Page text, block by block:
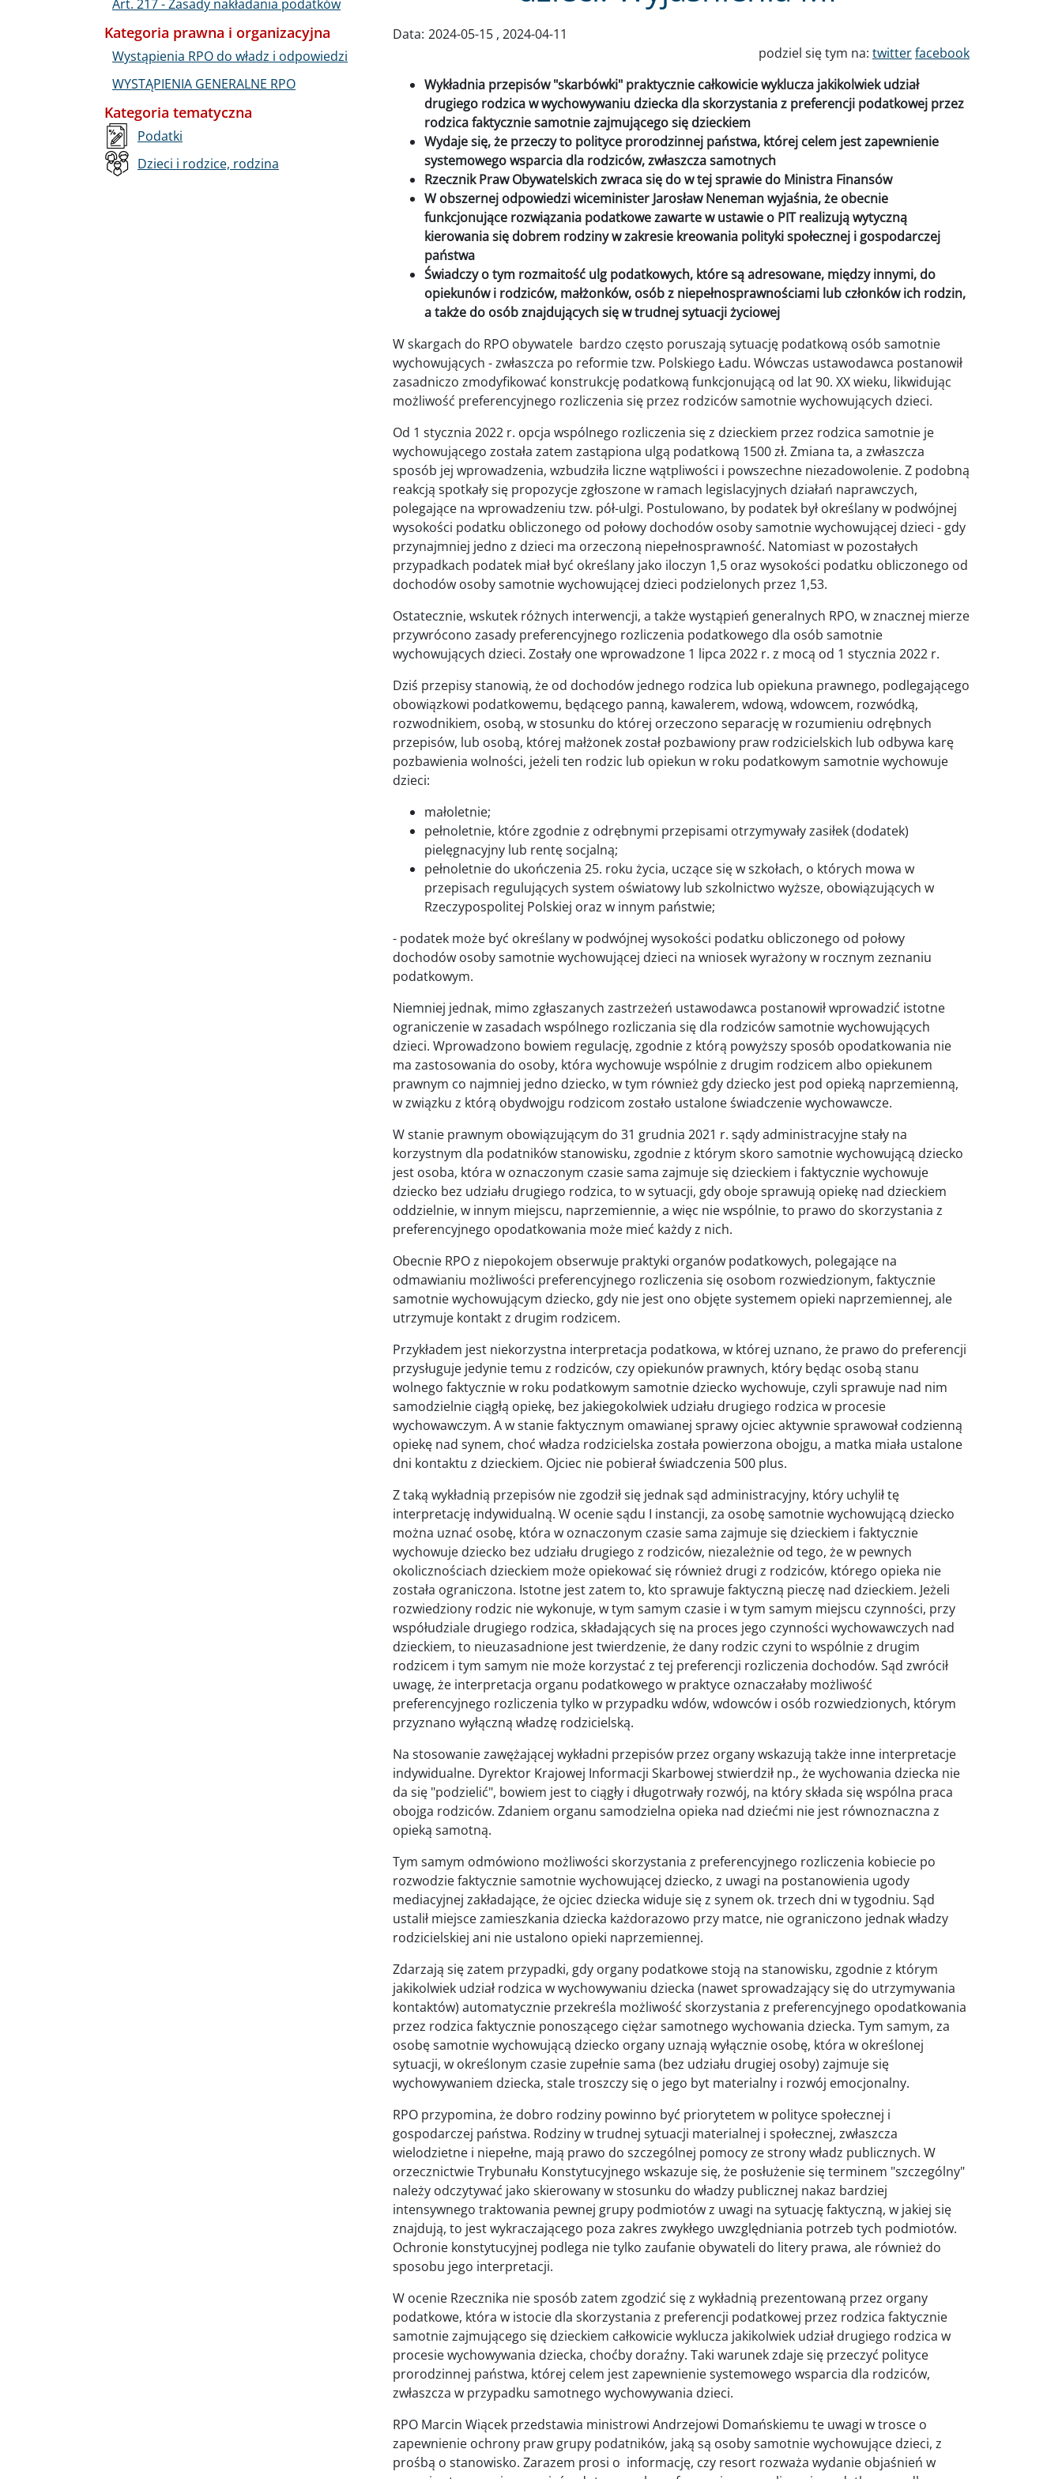
Data: 2024-05-15 2024-04-11
podziel się tym na: twitterfacebook
Wykładnia przepisów "skarbówki" praktycznie całkowicie wyklucza jakikolwiek udział
drugiego rodzica w wychowywaniu dziecka dla skorzystania z preferencji podatkowej przez
rodzica faktycznie samotnie zajmującego się dzieckiem
Wydaje się, że przeczy to polityce prorodzinnej państwa, której celem jest zapewnienie
systemowego wsparcia dla rodziców, zwłaszcza samotnych
Rzecznik Praw Obywatelskich zwraca się do w tej sprawie do Ministra Finansów
W obszernej odpowiedzi wiceminister Jarosław Neneman wyjaśnia, że obecnie
funkcjonujące rozwiązania podatkowe zawarte w ustawie o PIT realizują wytyczną
kierowania się dobrem rodziny w zakresie kreowania polityki społecznej i gospodarczej
państwa
Świadczy o tym rozmaitość ulg podatkowych, które są adresowane, między innymi, do
opiekunów i rodziców, małżonków, osób z niepełnosprawnościami lub członków ich rodzin,
a także do osób znajdujących się w trudnej sytuacji życiowej
W skargach do RPO obywatele bardzo często poruszają sytuację podatkową osób samotnie
wychowujących - zwłaszcza po reformie tzw. Polskiego Ładu. Wówczas ustawodawca postanowił
zasadniczo zmodyfikować konstrukcję podatkową funkcjonującą od lat 90. XX wieku, likwidując
możliwość preferencyjnego rozliczenia się przez rodziców samotnie wychowujących dzieci.
Od 1 stycznia 2022 r. opcja wspólnego rozliczenia się z dzieckiem przez rodzica samotnie je
wychowującego została zatem zastąpiona ulgą podatkową 1500 zł. Zmiana ta, a zwłaszcza
sposób jej wprowadzenia, wzbudziła liczne wątpliwości i powszechne niezadowolenie. Z podobną
reakcją spotkały się propozycje zgłoszone w ramach legislacyjnych działań naprawczych,
polegające na wprowadzeniu tzw. pół-ulgi. Postulowano, by podatek był określany w podwójnej
wysokości podatku obliczonego od połowy dochodów osoby samotnie wychowującej dzieci - gdy
przynajmniej jedno z dzieci ma orzeczoną niepełnosprawność. Natomiast w pozostałych
przypadkach podatek miał być określany jako iloczyn 1,5 oraz wysokości podatku obliczonego od
dochodów osoby samotnie wychowującej dzieci podzielonych przez 1,53.
Ostatecznie, wskutek różnych interwencji, a także wystąpień generalnych RPO, w znacznej mierze
przywrócono zasady preferencyjnego rozliczenia podatkowego dla osób samotnie
wychowujących dzieci. Zostały one wprowadzone 1 lipca 2022 r. z mocą od 1 stycznia 2022 r.
Dziś przepisy stanowią, że od dochodów jednego rodzica lub opiekuna prawnego, podlegającego
obowiązkowi podatkowemu, będącego panną, kawalerem, wdową, wdowcem, rozwódką,
rozwodnikiem, osobą, w stosunku do której orzeczono separację w rozumieniu odrębnych
przepisów, lub osobą, której małżonek został pozbawiony praw rodzicielskich lub odbywa karę
pozbawienia wolności, jeżeli ten rodzic lub opiekun w roku podatkowym samotnie wychowuje
dzieci:
małoletnie;
pełnoletnie, które zgodnie z odrębnymi przepisami otrzymywały zasiłek (dodatek)
pielęgnacyjny lub rentę socjalną;
pełnoletnie do ukończenia 25. roku życia, uczące się w szkołach, o których mowa w
przepisach regulujących system oświatowy lub szkolnictwo wyższe, obowiązujących w
Rzeczypospolitej Polskiej oraz w innym państwie;
- podatek może być określany w podwójnej wysokości podatku obliczonego od połowy
dochodów osoby samotnie wychowującej dzieci na wniosek wyrażony w rocznym zeznaniu
podatkowym.
Niemniej jednak, mimo zgłaszanych zastrzeżeń ustawodawca postanowił wprowadzić istotne
ograniczenie w zasadach wspólnego rozliczania się dla rodziców samotnie wychowujących
dzieci. Wprowadzono bowiem regulację, zgodnie z którą powyższy sposób opodatkowania nie
ma zastosowania do osoby, która wychowuje wspólnie z drugim rodzicem albo opiekunem
prawnym co najmniej jedno dziecko, w tym również gdy dziecko jest pod opieką naprzemienną,
w związku z którą obydwojgu rodzicom zostało ustalone świadczenie wychowawcze.
W stanie prawnym obowiązującym do 31 grudnia 2021 r. sądy administracyjne stały na
korzystnym dla podatników stanowisku, zgodnie z którym skoro samotnie wychowującą dziecko
jest osoba, która w oznaczonym czasie sama zajmuje się dzieckiem i faktycznie wychowuje
dziecko bez udziału drugiego rodzica, to w sytuacji, gdy oboje sprawują opiekę nad dzieckiem
oddzielnie, w innym miejscu, naprzemiennie, a więc nie wspólnie, to prawo do skorzystania z
preferencyjnego opodatkowania może mieć każdy z nich.
Obecnie RPO z niepokojem obserwuje praktyki organów podatkowych, polegające na
odmawianiu możliwości preferencyjnego rozliczenia się osobom rozwiedzionym, faktycznie
samotnie wychowującym dziecko, gdy nie jest ono objęte systemem opieki naprzemiennej, ale
utrzymuje kontakt z drugim rodzicem.
Przykładem jest niekorzystna interpretacja podatkowa, w której uznano, że prawo do preferencji
przysługuje jedynie temu z rodziców, czy opiekunów prawnych, który będąc osobą stanu
wolnego faktycznie w roku podatkowym samotnie dziecko wychowuje, czyli sprawuje nad nim
samodzielnie ciągłą opiekę, bez jakiegokolwiek udziału drugiego rodzica w procesie
wychowawczym. A w stanie faktycznym omawianej sprawy ojciec aktywnie sprawował codzienną
opiekę nad synem, choć władza rodzicielska została powierzona obojgu, a matka miała ustalone
dni kontaktu z dzieckiem. Ojciec nie pobierał świadczenia 500 plus.
Z taką wykładnią przepisów nie zgodził się jednak sąd administracyjny, który uchylił tę
interpretację indywidualną. W ocenie sądu I instancji, za osobę samotnie wychowującą dziecko
można uznać osobę, która w oznaczonym czasie sama zajmuje się dzieckiem i faktycznie
wychowuje dziecko bez udziału drugiego z rodziców, niezależnie od tego, że w pewnych
okolicznościach dzieckiem może opiekować się również drugi z rodziców, którego opieka nie
została ograniczona. Istotne jest zatem to, kto sprawuje faktyczną pieczę nad dzieckiem. Jeżeli
rozwiedziony rodzic nie wykonuje, w tym samym czasie i w tym samym miejscu czynności, przy
współudziale drugiego rodzica, składających się na proces jego czynności wychowawczych nad
dzieckiem, to nieuzasadnione jest twierdzenie, że dany rodzic czyni to wspólnie z drugim
rodzicem i tym samym nie może korzystać z tej preferencji rozliczenia dochodów. Sąd zwrócił
uwagę, że interpretacja organu podatkowego w praktyce oznaczałaby możliwość
preferencyjnego rozliczenia tylko w przypadku wdów, wdowców i osób rozwiedzionych, którym
przyznano wyłączną władzę rodzicielską.
Na stosowanie zawężającej wykładni przepisów przez organy wskazują także inne interpretacje
indywidualne. Dyrektor Krajowej Informacji Skarbowej stwierdził np., że wychowania dziecka nie
da się "podzielić", bowiem jest to ciągły i długotrwały rozwój, na który składa się wspólna praca
obojga rodziców. Zdaniem organu samodzielna opieka nad dziećmi nie jest równoznaczna z
opieką samotną.
Tym samym odmówiono możliwości skorzystania z preferencyjnego rozliczenia kobiecie po
rozwodzie faktycznie samotnie wychowującej dziecko, z uwagi na postanowienia ugody
mediacyjnej zakładające, że ojciec dziecka widuje się z synem ok. trzech dni w tygodniu. Sąd
ustalił miejsce zamieszkania dziecka każdorazowo przy matce, nie ograniczono jednak władzy
rodzicielskiej ani nie ustalono opieki naprzemiennej.
Zdarzają się zatem przypadki, gdy organy podatkowe stoją na stanowisku, zgodnie z którym
jakikolwiek udział rodzica w wychowywaniu dziecka (nawet sprowadzający się do utrzymywania
kontaktów) automatycznie przekreśla możliwość skorzystania z preferencyjnego opodatkowania
przez rodzica faktycznie ponoszącego ciężar samotnego wychowania dziecka. Tym samym, za
osobę samotnie wychowującą dziecko organy uznają wyłącznie osobę, która w określonej
sytuacji, w określonym czasie zupełnie sama (bez udziału drugiej osoby) zajmuje się
wychowywaniem dziecka, stale troszczy się o jego byt materialny i rozwój emocjonalny.
RPO przypomina, że dobro rodziny powinno być priorytetem w polityce społecznej i
gospodarczej państwa. Rodziny w trudnej sytuacji materialnej i społecznej, zwłaszcza
wielodzietne i niepełne, mają prawo do szczególnej pomocy ze strony władz publicznych. W
orzecznictwie Trybunału Konstytucyjnego wskazuje się, że posłużenie się terminem "szczególny"
należy odczytywać jako skierowany w stosunku do władzy publicznej nakaz bardziej
intensywnego traktowania pewnej grupy podmiotów z uwagi na sytuację faktyczną, w jakiej się
znajdują, to jest wykraczającego poza zakres zwykłego uwzględniania potrzeb tych podmiotów.
Ochronie konstytucyjnej podlega nie tylko zaufanie obywateli do litery prawa, ale również do
sposobu jego interpretacji.
W ocenie Rzecznika nie sposób zatem zgodzić się z wykładnią prezentowaną przez organy
podatkowe, która w istocie dla skorzystania z preferencji podatkowej przez rodzica faktycznie
samotnie zajmującego się dzieckiem całkowicie wyklucza jakikolwiek udział drugiego rodzica w
procesie wychowywania dziecka, choćby doraźny. Taki warunek zdaje się przeczyć polityce
prorodzinnej państwa, której celem jest zapewnienie systemowego wsparcia dla rodziców,
zwłaszcza w przypadku samotnego wychowywania dzieci.
RPO Marcin Wiącek przedstawia ministrowi Andrzejowi Domańskiemu te uwagi w trosce o
zapewnienie ochrony praw grupy podatników, jaką są osoby samotnie wychowujące dzieci, z
prośbą o stanowisko. Zarazem prosi o informację, czy resort rozważa wydanie objaśnień w
Art. 217 - Zasady nakładania podatków
Kategoria prawna i organizacyjna
Wystąpienia RPO do władz i odpowiedzi
WYSTĄPIENIA GENERALNE RPO
Kategoria tematyczna
Podatki
Dzieci i rodzice, rodzina